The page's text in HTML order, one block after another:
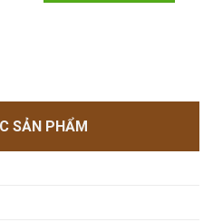
1,500,000₫.là:
SẢN PHẨM